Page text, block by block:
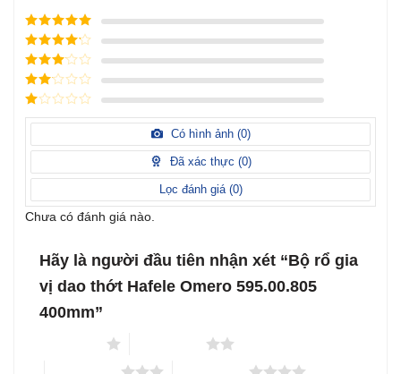
Được xếp
hạng
5
5
sao
Được xếp
hạng
4
5
sao
Được
xếp
hạng3
5 sao
Được
hạng
sao
Được
hạng
sao
Có hình ảnh (0)
Đã xác thực (0)
Lọc đánh giá (0)
Chưa có đánh giá nào.
Hãy là người đầu tiên nhận xét “Bộ rổ gia
vị dao thớt Hafele Omero 595.00.805
400mm”